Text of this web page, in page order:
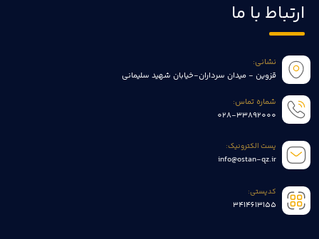
ارتباط با ما
نشانی:
قزوین - میدان سرداران-خیابان شهید سلیمانی
شماره تماس:
028-33892000
پست الکترونیک:
info@ostan-qz.ir
کدپستی:
3414613155